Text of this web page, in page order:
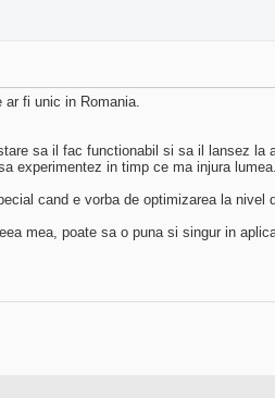
fi unic in Romania.
sa il fac functionabil si sa il lansez
experimentez in timp ce ma injura lumea.
cand e vorba de optimizarea la
mea, poate sa o puna si singur in